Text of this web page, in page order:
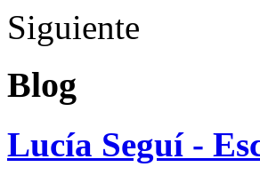
Siguiente
Blog
Lucía Seguí -